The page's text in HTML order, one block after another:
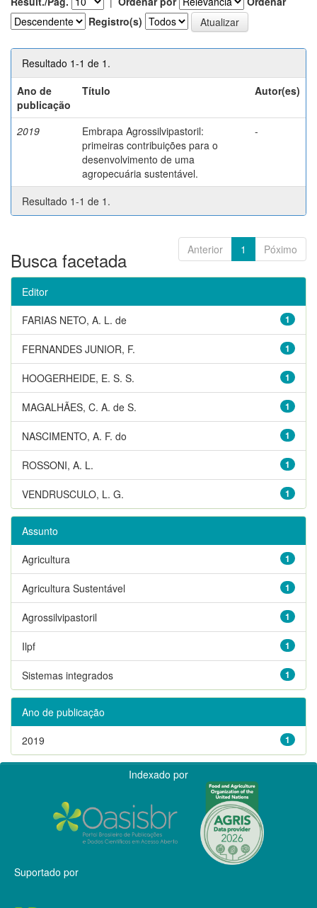
Registro(s)
Resultado 1-1 de 1.
Ano de
publicação
Título Autor(es)
2019
Embrapa Agrossilvipastoril:
primeiras contribuições para o
desenvolvimento de uma
agropecuária sustentável.
-
Resultado 1-1 de 1.
Anterior 1 Póximo
Busca facetada
Editor
1
FARIAS NETO, A. L. de
1
FERNANDES JUNIOR, F.
1
HOOGERHEIDE, E. S. S.
1
MAGALHÃES, C. A. de S.
1
NASCIMENTO, A. F. do
1
ROSSONI, A. L.
1
VENDRUSCULO, L. G.
Assunto
1
Agricultura
1
Agricultura Sustentável
1
Agrossilvipastoril
1
Ilpf
1
Sistemas integrados
Ano de publicação
1
2019
Indexado por
Suportado por